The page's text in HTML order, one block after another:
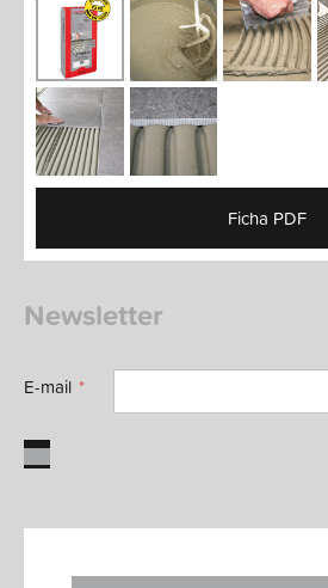
Ficha PDF
Newsletter
E-mail